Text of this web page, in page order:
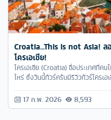
Croatia...This is not Asia!
โครเอเชีย!
โครเอเชีย (Croatia) ชื่อประเทศที่ค
ไหร่ ซึ่งวันนี้ทัวร์ครับมีริวิวทัวร์โครเ
17 ก.พ. 2026 8,593